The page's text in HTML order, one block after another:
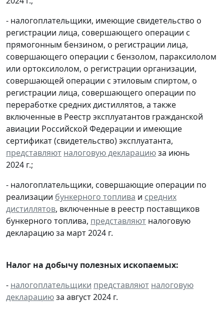
- налогоплательщики, имеющие свидетельство о
регистрации лица, совершающего операции с
прямогонным бензином, о регистрации лица,
совершающего операции с бензолом, параксилолом
или ортоксилолом, о регистрации организации,
совершающей операции с этиловым спиртом, о
регистрации лица, совершающего операции по
переработке средних дистиллятов, а также
включенные в Реестр эксплуатантов гражданской
авиации Российской Федерации и имеющие
сертификат (свидетельство) эксплуатанта,
представляют налоговую декларациюза июнь
2024 г.;
- налогоплательщики, совершающие операции по
реализации бункерного топлива и средних
дистиллятов, включенные в реестр поставщиков
бункерного топлива, представляют налоговую
декларацию за март 2024 г.
Налог на добычу полезных ископаемых:
- налогоплательщики представляют налоговую
декларациюза август 2024 г.